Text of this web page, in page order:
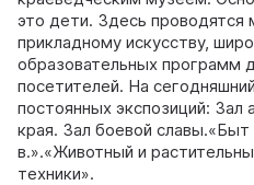
это дети. Здесь
прикладному искусству,
образовательных программ
посетителей. На
постоянных экспозиций: Зал
края. Зал боевой
в.».«Животный и
техники».